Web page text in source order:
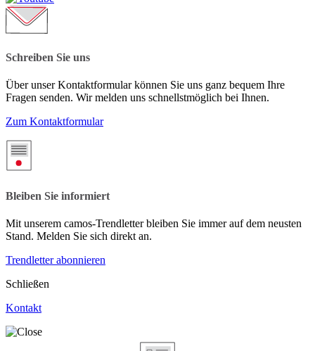
Schreiben Sie uns
Über unser Kontaktformular können Sie uns ganz bequem Ihre
Fragen senden. Wir melden uns schnellstmöglich bei Ihnen.
Zum Kontaktformular
Bleiben Sie informiert
Mit unserem camos-Trendletter bleiben Sie immer auf dem neusten
Stand. Melden Sie sich direkt an.
Trendletter abonnieren
Schließen
Kontakt